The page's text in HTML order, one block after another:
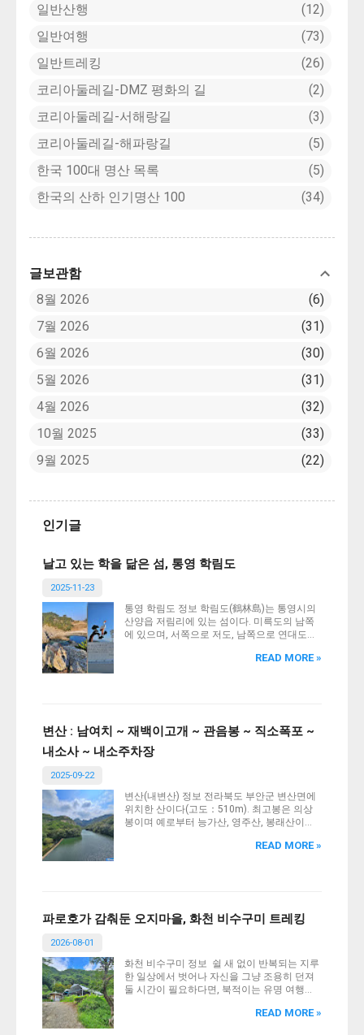
일반산행
12
일반여행
73
일반트레킹
26
코리아둘레길-DMZ 평화의 길
2
코리아둘레길-서해랑길
3
코리아둘레길-해파랑길
5
한국 100대 명산 목록
5
한국의 산하 인기명산 100
34
글보관함
8월 2026
6
7월 2026
31
6월 2026
30
5월 2026
31
4월 2026
32
10월 2025
33
9월 2025
22
인기글
날고 있는 학을 닮은 섬, 통영 학림도
2025-11-23
통영 학림도 정보 학림도(鶴林島)는 통영시의
산양읍 저림리에 있는 섬이다. 미륵도의 남쪽
에 있으며, 서쪽으로 저도, 남쪽으로 연대도와
처럼 휜 모양을 하고 있어 천연의 방파제 역할
로 적고 있다. 『조선지도』(고성), 『1872년
지방지도』(당포진)에는 조도로, 『광여도』
(고성)와 『영남지도』(고성)에는 남쪽에 인접
林洞), 새섬으로 기록하였다. 조도, 새섬이라는
지명은 섬의 모양이 하늘을 나는 새와 비슷하
다고 해서 유래되었다는 설과 백로와 왜가리
가 서식하여 유래되었다는 설이 있다.
READ MORE »
변산 : 남여치 ~ 재백이고개 ~ 관음봉 ~ 직소폭포 ~
내소사 ~ 내소주차장
2025-09-22
변산(내변산) 정보 전라북도 부안군 변산면에
위치한 산이다(고도：510m). 최고봉은 의상
봉이며 예로부터 능가산, 영주산, 봉래산이라
서해와 인접해 있고 호남평야를 사이에 두고
산성(禹金山城) 외에 가마소, 봉래구곡, 분옥
담, 선녀당, 마소, 용소(龍沼), 옥수담(玉水潭)
후박나무 등 희귀식물의 군락이 서식하고 있
다. 서해를 붉게 물들이는 ‘월명낙조’로 이름난
낙조대(落照臺)의 월명암(月明庵)도 유명하다.
는 채석강(採石江：도 기념물 28), 적벽강(赤
READ MORE »
파로호가 감춰둔 오지마을, 화천 비수구미 트레킹
2026-08-01
화천 비수구미 정보 쉴 새 없이 반복되는 지루
한 일상에서 벗어나 자신을 그냥 조용히 던져
둘 시간이 필요하다면, 북적이는 유명 여행지
아름다움에 푹 빠질 수 있는 비수구미 마을을
READ MORE »